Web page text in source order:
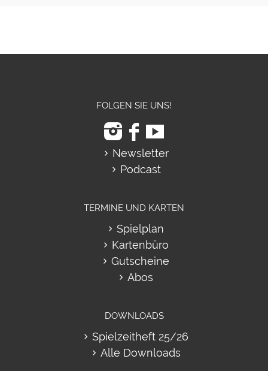
FOLGEN SIE UNS!
Newsletter
Podcast
TERMINE UND KARTEN
Spielplan
Kartenbüro
Gutscheine
Abos
DOWNLOADS
Spielzeitheft 25/26
Alle Downloads